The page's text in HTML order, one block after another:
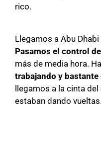
rico.
Llegamos a Abu
Pasamos el control
más de media hora.
trabajando y bastante
llegamos a la cinta
estaban dando vueltas.